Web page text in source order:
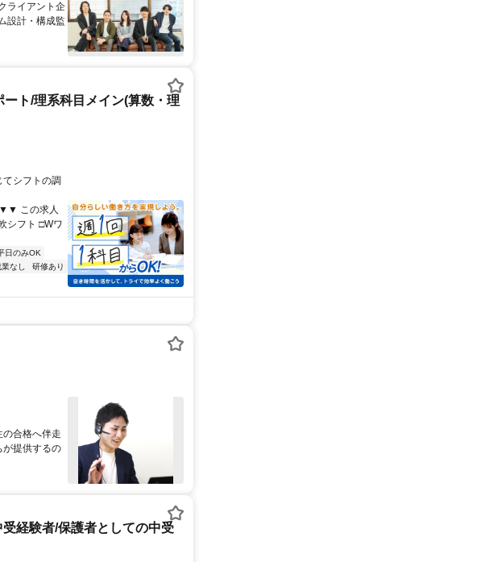
ライアント企
設計・構成監
ート/理系科目メイン(算数・理
シフトの調
この求人
シフト □Wワ
日のみOK
なし
研修あり
合格へ伴走
提供するの
経験者/保護者としての中受